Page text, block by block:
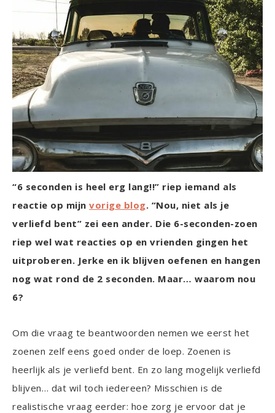
“6 seconden is heel erg lang!!” riep iemand als
reactie op mijn vorige blog. “Nou, niet als je
verliefd bent” zei een ander. Die 6-seconden-zoen
riep wel wat reacties op en vrienden gingen het
uitproberen. Jerke en ik blijven oefenen en hangen
nog wat rond de 2 seconden. Maar… waarom nou
6?
Om die vraag te beantwoorden nemen we eerst het
zoenen zelf eens goed onder de loep. Zoenen is
heerlijk als je verliefd bent. En zo lang mogelijk verliefd
blijven… dat wil toch iedereen? Misschien is de
realistische vraag eerder: hoe zorg je ervoor dat je